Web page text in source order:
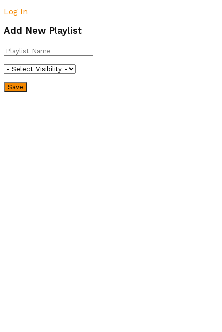
Log In
Add New Playlist